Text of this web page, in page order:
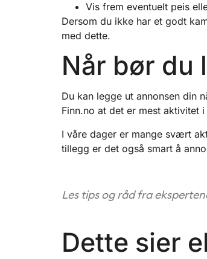
Vis frem eventuelt peis
Dersom du ikke har et godt
med dette.
Når bør du
Du kan legge ut annonsen din
Finn.no at det er mest aktivitet
I våre dager er mange svært
tillegg er det også smart å
Les tips og råd fra
Dette sier